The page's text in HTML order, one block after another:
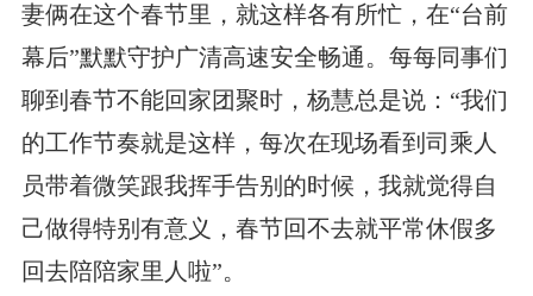
妻俩在这个春节里，就这样各有所忙，在“台前
幕后”默默守护广清高速安全畅通。每每同事们
聊到春节不能回家团聚时，杨慧总是说：“我们
的工作节奏就是这样，每次在现场看到司乘人
员带着微笑跟我挥手告别的时候，我就觉得自
己做得特别有意义，春节回不去就平常休假多
回去陪陪家里人啦”。